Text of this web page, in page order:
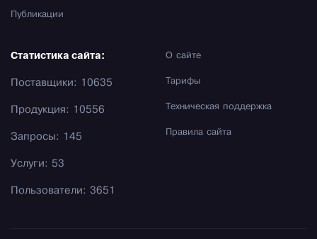
Публикации
О сайте
Тарифы
Техническая поддержка
Правила сайта
Статистика сайта:
Поставщики: 10635
Продукция: 10556
Запросы: 145
Услуги: 53
Пользователи: 3651